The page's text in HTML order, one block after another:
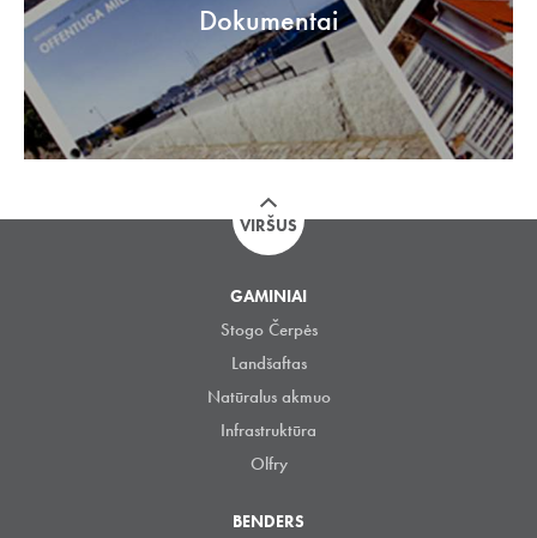
Dokumentai
VIRŠUS
GAMINIAI
Stogo Čerpės
Landšaftas
Natūralus akmuo
Infrastruktūra
Olfry
BENDERS